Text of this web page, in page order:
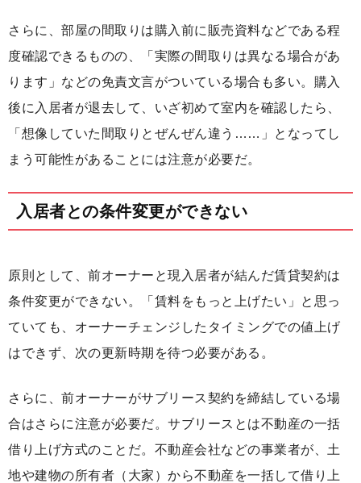
さらに、部屋の間取りは購入前に販売資料などである程
度確認できるものの、「実際の間取りは異なる場合があ
ります」などの免責文言がついている場合も多い。購入
後に入居者が退去して、いざ初めて室内を確認したら、
「想像していた間取りとぜんぜん違う……」となってし
まう可能性があることには注意が必要だ。
入居者との条件変更ができない
原則として、前オーナーと現入居者が結んだ賃貸契約は
条件変更ができない。「賃料をもっと上げたい」と思っ
ていても、オーナーチェンジしたタイミングでの値上げ
はできず、次の更新時期を待つ必要がある。
さらに、前オーナーがサブリース契約を締結している場
合はさらに注意が必要だ。サブリースとは不動産の一括
借り上げ方式のことだ。不動産会社などの事業者が、土
地や建物の所有者（大家）から不動産を一括して借り上